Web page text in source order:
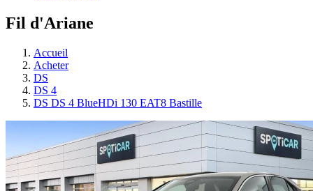
Fil d'Ariane
Accueil
Acheter
DS
DS 4
DS DS 4 BlueHDi 130 EAT8 Bastille